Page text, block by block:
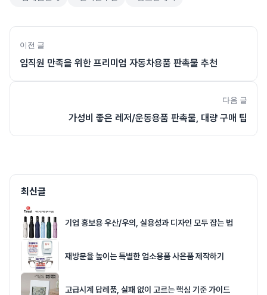
이전 글
임직원 만족을 위한 프리미엄 자동차용품 판촉물 추천
다음 글
가성비 좋은 레저/운동용품 판촉물, 대량 구매 팁
최신글
기업 홍보용 우산/우의, 실용성과 디자인 모두 잡는 법
재방문율 높이는 특별한 업소용품 사은품 제작하기
고급시계 답례품, 실패 없이 고르는 핵심 기준 가이드